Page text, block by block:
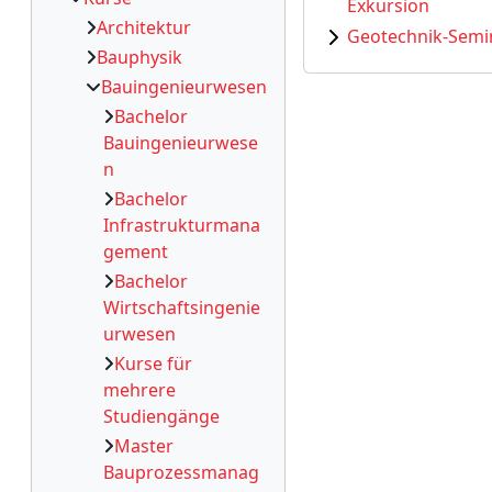
Exkursion
Geotechnik-
Architektur
Bauphysik
Bauingenieurwesen
Bachelor
Bauingenieurwese
n
Bachelor
Infrastrukturmana
gement
Bachelor
Wirtschaftsingenie
urwesen
Kurse für
mehrere
Studiengänge
Master
Bauprozessmanag